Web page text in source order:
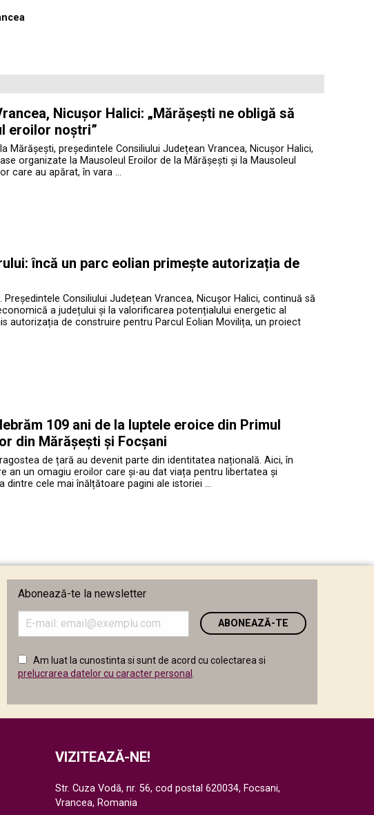
Nicușor Halici: „Mărășești ne obligă să
eroilor noștri”
Mărășești, președintele Consiliului Județean Vrancea, Nicușor Halici,
organizate la Mausoleul Eroilor de la Mărășești și la Mausoleul
care au apărat, în vara …
încă un parc eolian primește autorizația de
Consiliului Județean Vrancea, Nicușor Halici, continuă să
a județului și la valorificarea potențialului energetic al
autorizația de construire pentru Parcul Eolian Movilița, un proiect
109 ani de la luptele eroice din Primul
din Mărășești și Focșani
de țară au devenit parte din identitatea națională. Aici, în
an un omagiu eroilor care și-au dat viața pentru libertatea și
dintre cele mai înălțătoare pagini ale istoriei …
Abonează-te la newsletter
Introduceți
adresa
email
în
câmpul
Am luat la cunostinta si sunt de acord cu colectarea si
prelucrarea datelor cu caracter personal
VIZITEAZĂ-NE!
Str. Cuza Vodă, nr. 56, cod postal 620034, Focsani,
Vrancea, Romania